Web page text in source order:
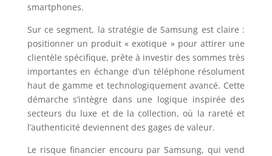
smartphones.
Sur ce segment, la stratégie de Samsung est claire :
positionner un produit « exotique » pour attirer une
clientèle spécifique, prête à investir des sommes très
importantes en échange d’un téléphone résolument
haut de gamme et technologiquement avancé. Cette
démarche s’intègre dans une logique inspirée des
secteurs du luxe et de la collection, où la rareté et
l’authenticité deviennent des gages de valeur.
Le risque financier encouru par Samsung, qui vend